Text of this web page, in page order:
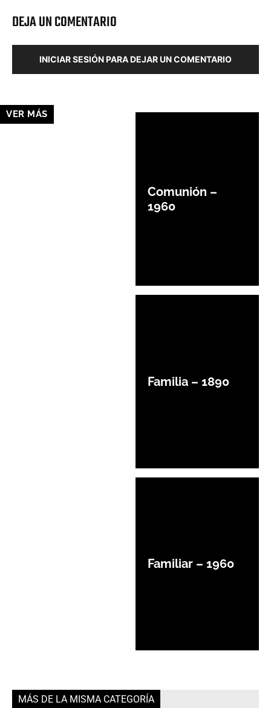
DEJA UN COMENTARIO
INICIAR SESIÓN PARA DEJAR UN COMENTARIO
VER MÁS
Comunión –
1960
Familia – 1890
Familiar – 1960
MÁS DE LA MISMA CATEGORÍA